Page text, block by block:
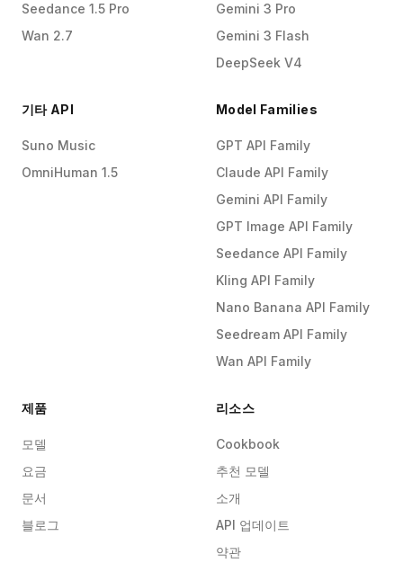
Seedance 1.5 Pro
Wan 2.7
Gemini 3 Pro
Gemini 3 Flash
DeepSeek V4
기타 API
Suno Music
OmniHuman 1.5
Model Families
GPT API Family
Claude API Family
Gemini API Family
GPT Image API Family
Seedance API Family
Kling API Family
Nano Banana API Family
Seedream API Family
Wan API Family
제품
모델
요금
문서
블로그
리소스
Cookbook
추천 모델
소개
API 업데이트
약관